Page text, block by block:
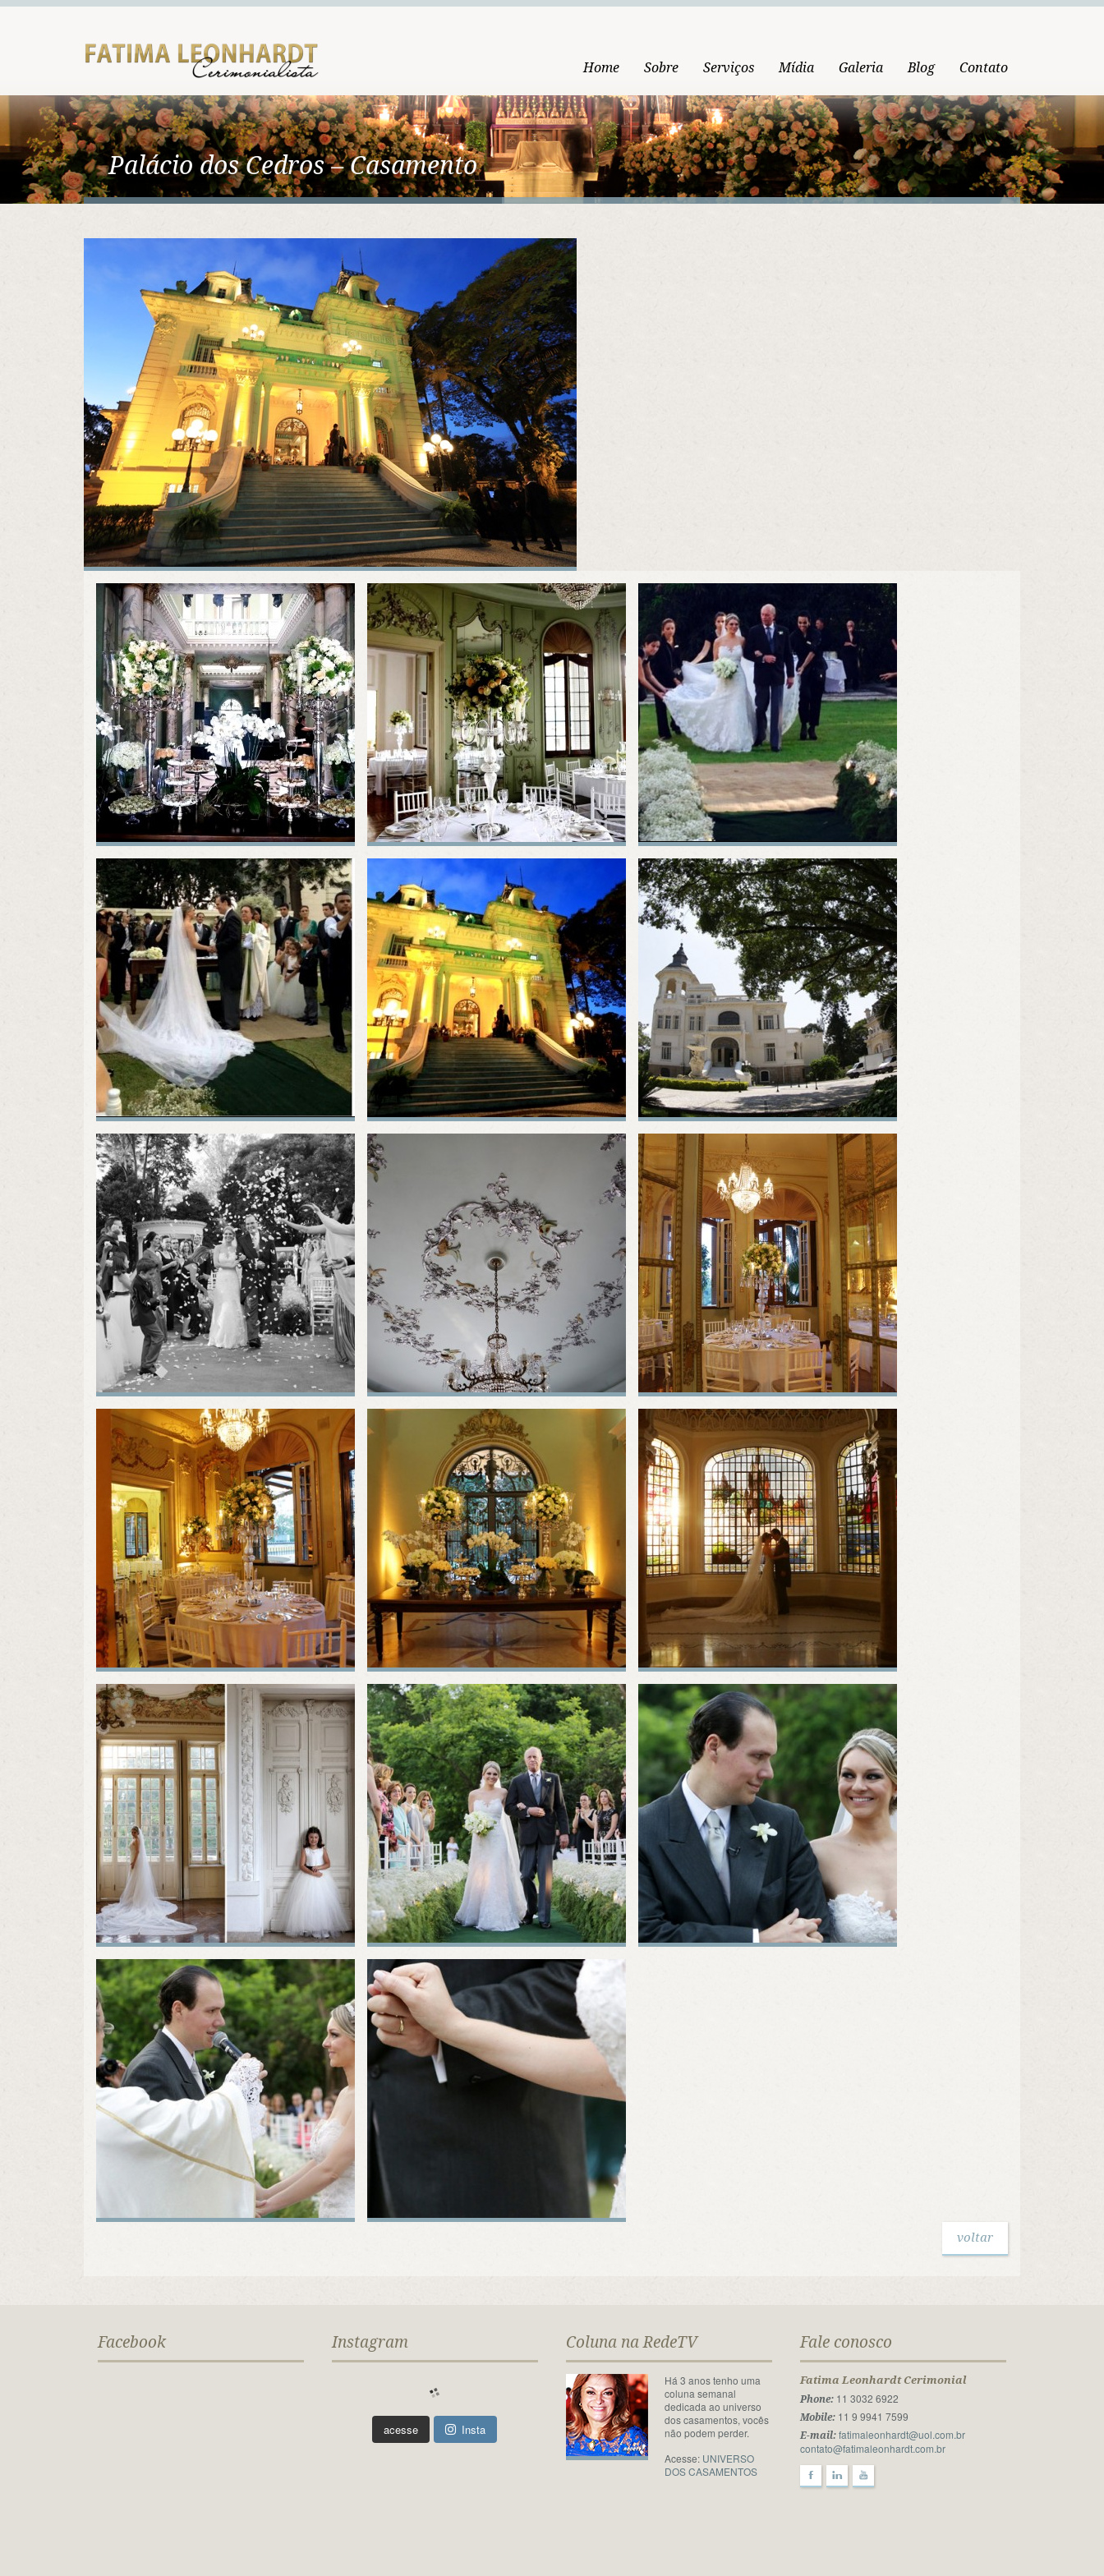
Home Sobre Serviços Mídia Galeria Blog Contato
Palácio dos Cedros – Casamento
voltar
Facebook Instagram
acesse Insta
Coluna na RedeTV
Há 3 anos tenho uma
coluna semanal
dedicada ao universo
dos casamentos, vocês
não podem perder.
Acesse: UNIVERSO
DOS CASAMENTOS
Fale conosco
Fatima Leonhardt Cerimonial
Phone: 11 3032 6922
Mobile: 11 9 9941 7599
E-mail: fatimaleonhardt@uol.com.br
contato@fatimaleonhardt.com.br
F l y